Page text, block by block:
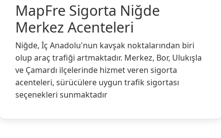
MapFre Sigorta Niğde
Merkez Acenteleri
Niğde, İç Anadolu'nun kavşak noktalarından biri
olup araç trafiği artmaktadır. Merkez, Bor, Ulukışla
ve Çamardı ilçelerinde hizmet veren sigorta
acenteleri, sürücülere uygun trafik sigortası
seçenekleri sunmaktadır